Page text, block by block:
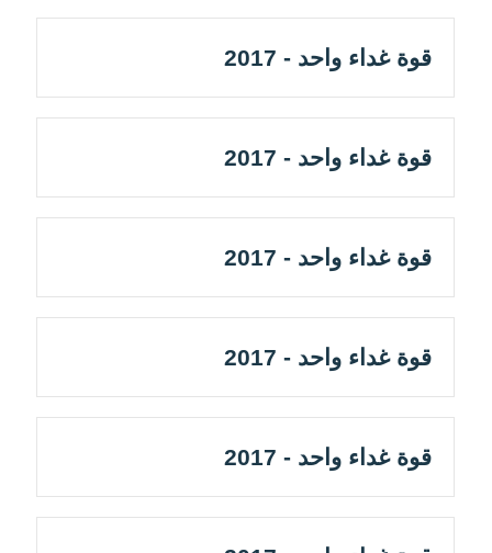
قوة غداء واحد - 2017
قوة غداء واحد - 2017
قوة غداء واحد - 2017
قوة غداء واحد - 2017
قوة غداء واحد - 2017